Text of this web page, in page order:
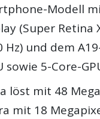
Modell
(Super Retina
Hz) und dem
sowie 5-Core-
löst mit 48
mit 18